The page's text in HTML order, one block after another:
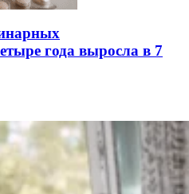
года выросла в 7